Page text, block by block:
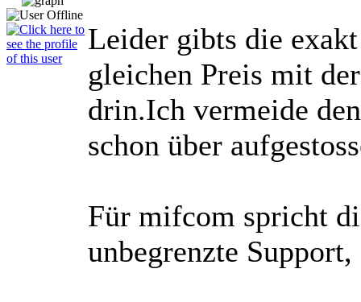
Leider gibts die
gleichen Preis mit
drin.Ich vermeide
schon über
Für mifcom spricht
unbegrenzte